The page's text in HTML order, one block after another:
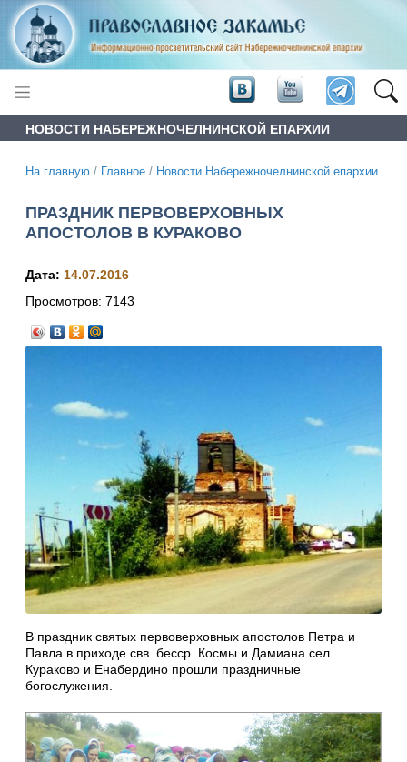
НОВОСТИ НАБЕРЕЖНОЧЕЛНИНСКОЙ ЕПАРХИИ
На главную / Главное / Новости Набережночелнинской епархии
ПРАЗДНИК ПЕРВОВЕРХОВНЫХ
АПОСТОЛОВ В КУРАКОВО
Дата: 14.07.2016
Просмотров: 7143
В праздник святых первоверховных апостолов Петра и
Павла в приходе свв. бесср. Космы и Дамиана сел
Кураково и Енабердино прошли праздничные
богослужения.